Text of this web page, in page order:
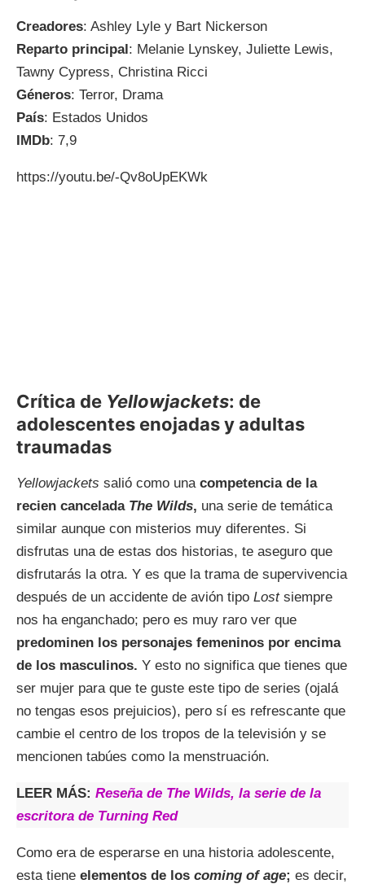
Creadores: Ashley Lyle y Bart Nickerson
Reparto principal : Melanie Lynskey, Juliette Lewis,
Tawny Cypress, Christina Ricci
Géneros: Terror, Drama
País: Estados Unidos
IMDb: 7,9
https://youtu.be/-Qv8oUpEKWk
Crítica de Yellowjackets: de
adolescentes enojadas y adultas
traumadas
Yellowjackets salió como una competencia de la
recien cancelada The Wilds, una serie de temática
similar aunque con misterios muy diferentes. Si
disfrutas una de estas dos historias, te aseguro que
disfrutarás la otra. Y es que la trama de supervivencia
después de un accidente de avión tipo Lost siempre
nos ha enganchado; pero es muy raro ver que
predominen los personajes femeninos por encima
de los masculinos. Y esto no significa que tienes que
ser mujer para que te guste este tipo de series (ojalá
no tengas esos prejuicios), pero sí es refrescante que
cambie el centro de los tropos de la televisión y se
mencionen tabúes como la menstruación.
LEER MÁS: Reseña de The Wilds, la serie de la
escritora de Turning Red
Como era de esperarse en una historia adolescente,
esta tiene elementos de los coming of age; es decir,